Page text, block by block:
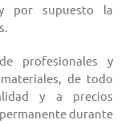
por supuesto la
profesionales y
de todo
y a precios
durante